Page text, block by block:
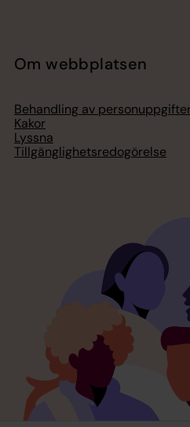
Om webbplatsen
Behandling av
Kakor
Lyssna
Tillgänglighetsredogörelse